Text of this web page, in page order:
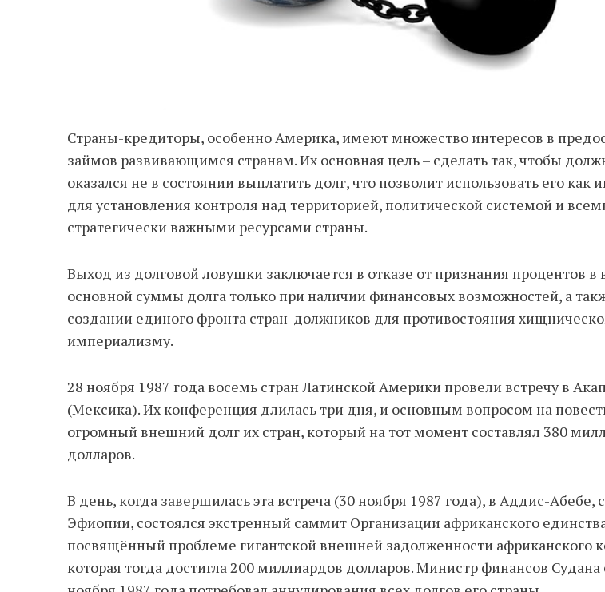
Страны-кредиторы, особенно Америка, имеют множество интересов в
займов развивающимся странам. Их основная цель – сделать так, чтобы
оказался не в состоянии выплатить долг, что позволит использовать его как
для установления контроля над территорией, политической системой и
стратегически важными ресурсами страны.
Выход из долговой ловушки заключается в отказе от признания процентов в
основной суммы долга только при наличии финансовых возможностей, а
создании единого фронта стран-должников для противостояния
империализму.
28 ноября 1987 года восемь стран Латинской Америки провели встречу в
(Мексика). Их конференция длилась три дня, и основным вопросом на
огромный внешний долг их стран, который на тот момент составлял 380
долларов.
В день, когда завершилась эта встреча (30 ноября 1987 года), в Аддис-Абебе,
Эфиопии, состоялся экстренный саммит Организации африканского
посвящённый проблеме гигантской внешней задолженности африканского
которая тогда достигла 200 миллиардов долларов. Министр финансов